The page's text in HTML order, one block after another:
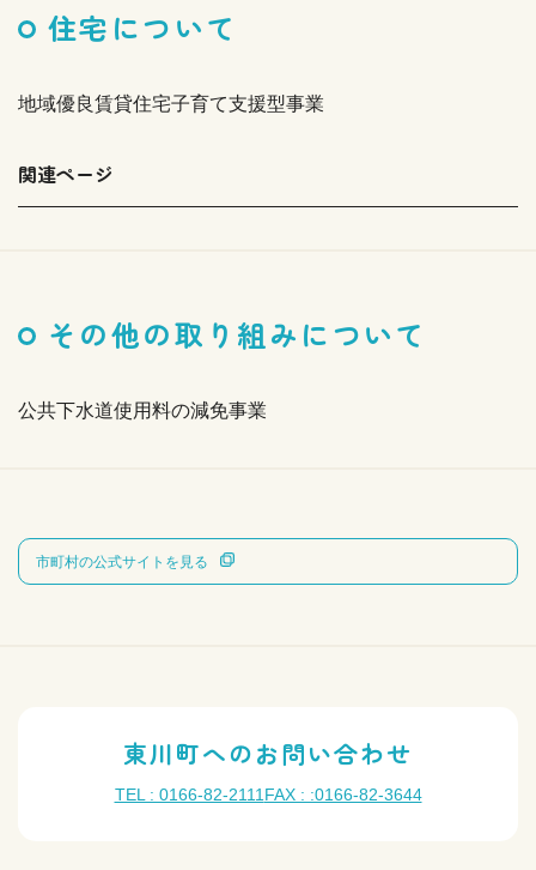
住宅について
地域優良賃貸住宅子育て支援型事業
関連ページ
その他の取り組みについて
公共下水道使用料の減免事業
市町村の公式サイトを見る
東川町へのお問い合わせ
TEL : 0166-82-2111 FAX : :0166-82-3644